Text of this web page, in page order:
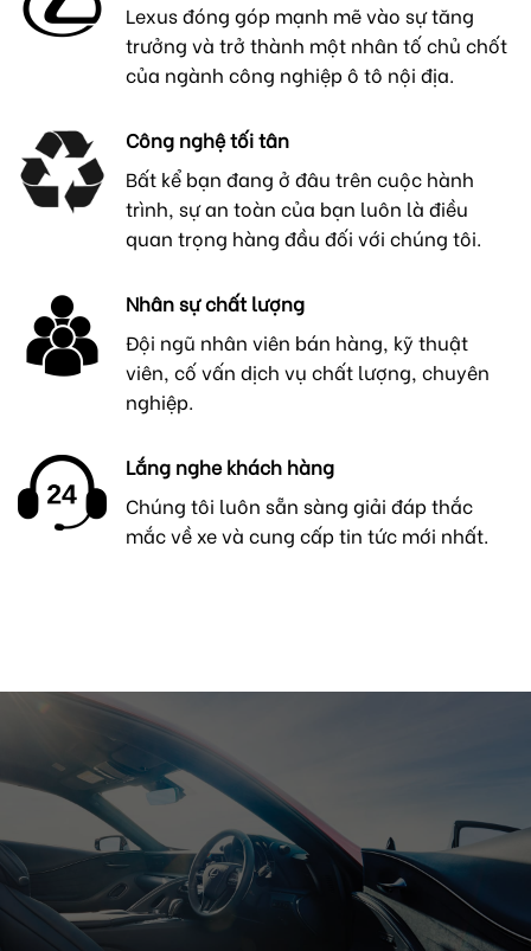
Lexus đóng góp mạnh mẽ vào sự tăng
trưởng và trở thành một nhân tố chủ chốt
của ngành công nghiệp ô tô nội địa.
Công nghệ tối tân
Bất kể bạn đang ở đâu trên cuộc hành
trình, sự an toàn của bạn luôn là điều
quan trọng hàng đầu đối với chúng tôi.
Nhân sự chất lượng
Đội ngũ nhân viên bán hàng, kỹ thuật
viên, cố vấn dịch vụ chất lượng, chuyên
nghiệp.
Lắng nghe khách hàng
Chúng tôi luôn sẵn sàng giải đáp thắc
mắc về xe và cung cấp tin tức mới nhất.